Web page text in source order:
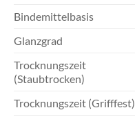
Bindemittelbasis
Glanzgrad
Trocknungszeit
(Staubtrocken)
Trocknungszeit (Grifffest)